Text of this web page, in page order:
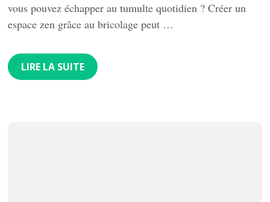
vous pouvez échapper au tumulte quotidien ? Créer un
espace zen grâce au bricolage peut …
LIRE LA SUITE